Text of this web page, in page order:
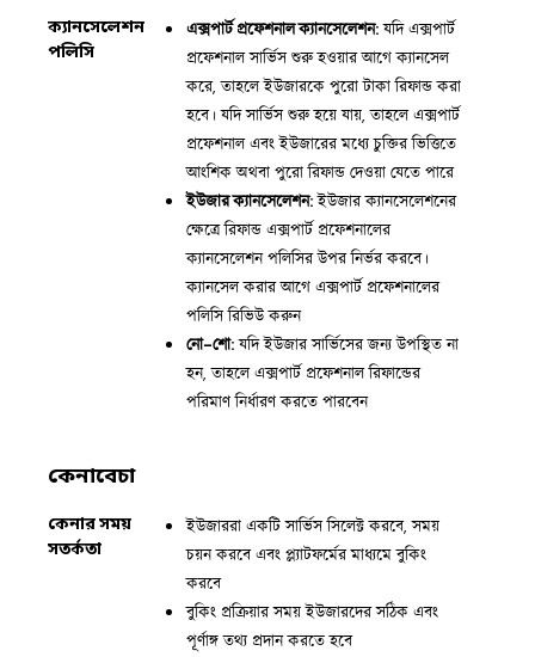
ক্যানসেলেশন
পলিসি
এক্সপার্ট প্রফেশনাল ক্যানসেলেশন:যদি এক্সপার্ট
প্রফেশনাল সার্ভিস শুরু হওয়ার আগে ক্যানসেল
করে, তাহলে ইউজারকে পুরো টাকা রিফান্ড করা
হবে। যদি সার্ভিস শুরু হয়ে যায়, তাহলে এক্সপার্ট
প্রফেশনাল এবং ইউজারের মধ্যে চুক্তির ভিত্তিতে
আংশিক অথবা পুরো রিফান্ড দেওয়া যেতে পারে
ইউজার ক্যানসেলেশন:ইউজার ক্যানসেলেশনের
ক্ষেত্রে রিফান্ড এক্সপার্ট প্রফেশনালের
ক্যানসেলেশন পলিসির উপর নির্ভর করবে।
ক্যানসেল করার আগে এক্সপার্ট প্রফেশনালের
পলিসি রিভিউ করুন
নো-শো:যদি ইউজার সার্ভিসের জন্য উপস্থিত না
হন, তাহলে এক্সপার্ট প্রফেশনাল রিফান্ডের
পরিমাণ নির্ধারণ করতে পারবেন
কেনাবেচা
কেনার সময়
সতর্কতা
ইউজাররা একটি সার্ভিস সিলেক্ট করবে, সময়
চয়ন করবে এবং প্ল্যাটফর্মের মাধ্যমে বুকিং
করবে
বুকিং প্রক্রিয়ার সময় ইউজারদের সঠিক এবং
পূর্ণাঙ্গ তথ্য প্রদান করতে হবে